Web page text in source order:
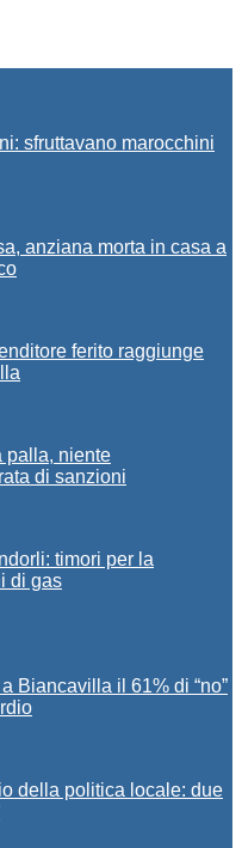
sfruttavano marocchini
anziana morta in casa a
ferito raggiunge
palla, niente
di sanzioni
timori per la
di gas
Biancavilla il 61% di “no”
della politica locale: due